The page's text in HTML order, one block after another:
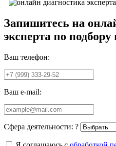
Запишитесь на
эксперта по
Ваш телефон:
Ваш e-mail:
Сфера деятельности: ?